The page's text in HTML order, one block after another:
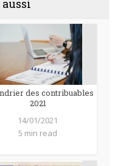
des contribuables
2021
14/01/2021
5 min read